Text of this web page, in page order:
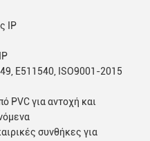
IP
E511540, ISO9001-2015
PVC για αντοχή και
συνθήκες για